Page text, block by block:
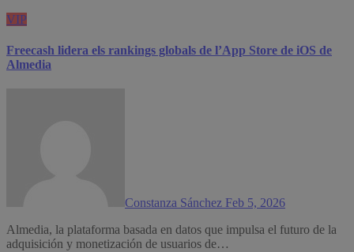
VIP
Freecash lidera els rankings globals de l’App Store de iOS de
Almedia
Constanza Sánchez Feb 5, 2026
Almedia, la plataforma basada en datos que impulsa el futuro de la
adquisición y monetización de usuarios de…